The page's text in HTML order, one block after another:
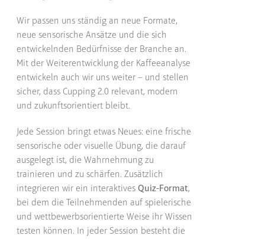
Wir passen uns ständig an neue Formate,
neue sensorische Ansätze und die sich
entwickelnden Bedürfnisse der Branche an.
Mit der Weiterentwicklung der Kaffeeanalyse
entwickeln auch wir uns weiter – und stellen
sicher, dass Cupping 2.0 relevant, modern
und zukunftsorientiert bleibt.
Jede Session bringt etwas Neues: eine frische
sensorische oder visuelle Übung, die darauf
ausgelegt ist, die Wahrnehmung zu
trainieren und zu schärfen. Zusätzlich
integrieren wir ein interaktivesQuiz-Format,
bei dem die Teilnehmenden auf spielerische
und wettbewerbsorientierte Weise ihr Wissen
testen können. In jeder Session besteht die